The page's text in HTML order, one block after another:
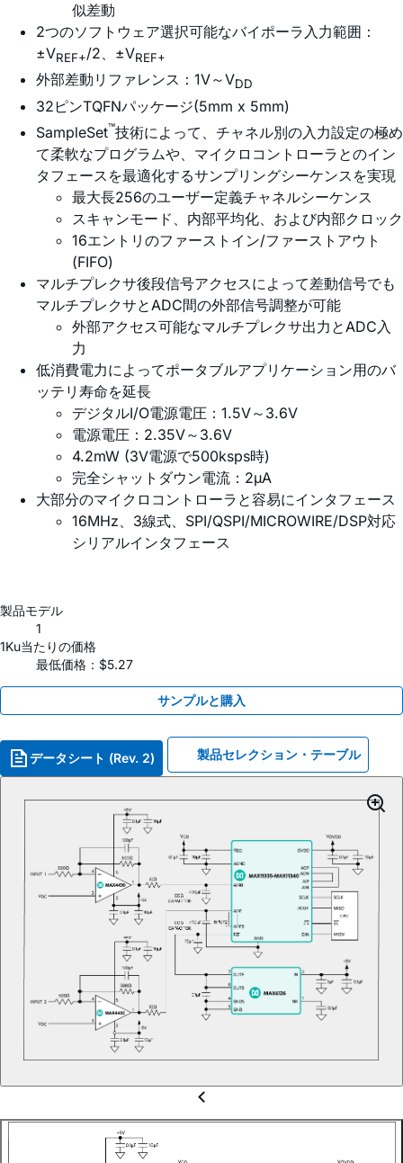
似差動
2つのソフトウェア選択可能なバイポーラ入力範囲：
±VREF+/2、±VREF+
外部差動リファレンス：1V～VDD
32ピンTQFNパッケージ(5mm x 5mm)
SampleSet™技術によって、チャネル別の入力設定の極め
て柔軟なプログラムや、マイクロコントローラとのイン
タフェースを最適化するサンプリングシーケンスを実現
最大長256のユーザー定義チャネルシーケンス
スキャンモード、内部平均化、および内部クロック
16エントリのファーストイン/ファーストアウト
(FIFO)
マルチプレクサ後段信号アクセスによって差動信号でも
マルチプレクサとADC間の外部信号調整が可能
外部アクセス可能なマルチプレクサ出力とADC入
力
低消費電力によってポータブルアプリケーション用のバ
ッテリ寿命を延長
デジタルI/O電源電圧：1.5V～3.6V
電源電圧：2.35V～3.6V
4.2mW (3V電源で500ksps時)
完全シャットダウン電流：2µA
大部分のマイクロコントローラと容易にインタフェース
16MHz、3線式、SPI/QSPI/MICROWIRE/DSP対応
シリアルインタフェース
製品モデル
1
1Ku当たりの価格
最低価格：$5.27
サンプルと購入
データシート (Rev. 2) 製品セレクション・テーブル